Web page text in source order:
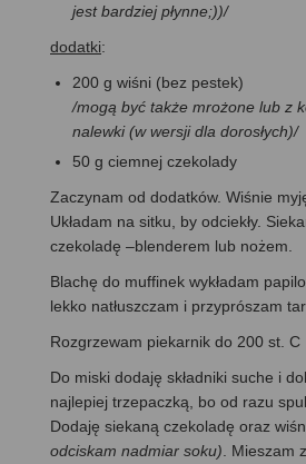
jest bardziej płynne;))/
dodatki:
200 g wiśni (bez pestek)
/mogą być także mrożone lub z
nalewki (w wersji dla dorosłych)/
50 g ciemnej czekolady
Zaczynam od dodatków. Wiśnie
Układam na sitku, by odciekły.
czekoladę –blenderem lub nożem.
Blachę do muffinek wykładam
lekko natłuszczam i przyprószam
Rozgrzewam piekarnik do 200 st. C
Do miski dodaję składniki suche i
najlepiej trzepaczką, bo od razu
Dodaję siekaną czekoladę oraz
odciskam nadmiar soku) . Mieszam